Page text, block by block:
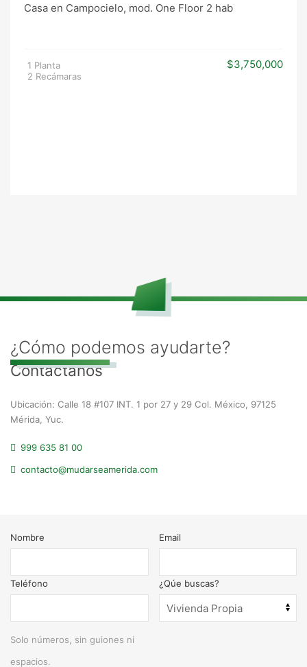
Casa en Campocielo, mod. One Floor 2 hab
1 Planta
2 Recámaras
$3,750,000
¿Cómo podemos ayudarte?
Contáctanos
Ubicación: Calle 18 #107 INT. 1 por 27 y 29 Col. México, 97125
Mérida, Yuc.
999 635 81 00
contacto@mudarseamerida.com
Nombre Email
Teléfono
Solo números, sin guiones ni
espacios.
¿Qúe buscas?